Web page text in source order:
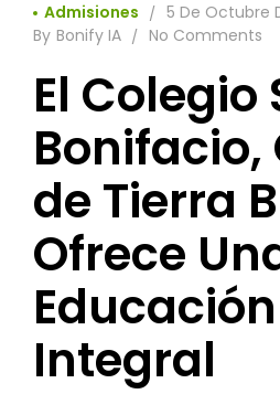
Admisiones
5 De Octubre
By Bonify IA No Comments
El Colegio
Bonifacio,
de Tierra
Ofrece
Educación
Integral